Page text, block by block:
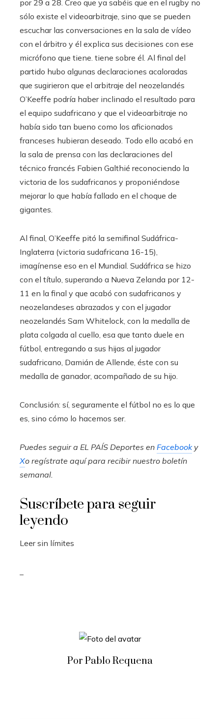
por 29 a 28. Creo que ya sabéis que en el rugby no
sólo existe el videoarbitraje, sino que se pueden
escuchar las conversaciones en la sala de vídeo
con el árbitro y él explica sus decisiones con ese
micrófono que tiene. tiene sobre él. Al final del
partido hubo algunas declaraciones acaloradas
que sugirieron que el arbitraje del neozelandés
O’Keeffe podría haber inclinado el resultado para
el equipo sudafricano y que el videoarbitraje no
había sido tan bueno como los aficionados
franceses hubieran deseado. Todo ello acabó en
la sala de prensa con las declaraciones del
técnico francés Fabien Galthié reconociendo la
victoria de los sudafricanos y proponiéndose
mejorar lo que había fallado en el choque de
gigantes.
Al final, O’Keeffe pitó la semifinal Sudáfrica-
Inglaterra (victoria sudafricana 16-15),
imagínense eso en el Mundial. Sudáfrica se hizo
con el título, superando a Nueva Zelanda por 12-
11 en la final y que acabó con sudafricanos y
neozelandeses abrazados y con el jugador
neozelandés Sam Whitelock, con la medalla de
plata colgada al cuello, esa que tanto duele en
fútbol, ​​entregando a sus hijas al jugador
sudafricano, Damián de Allende, éste con su
medalla de ganador, acompañado de su hijo.
Conclusión: sí, seguramente el fútbol no es lo que
es, sino cómo lo hacemos ser.
Puedes seguir a EL PAÍS Deportes en Facebooky
Xo regístrate aquí para recibirnuestro boletín
semanal
Suscríbete para seguir
leyendo
Leer sin límites
Por Pablo Requena